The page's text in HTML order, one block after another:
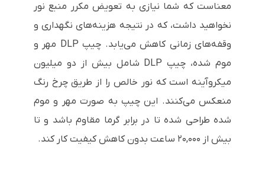
معناست که شما نیازی به تعویض مکرر منبع نور
نخواهید داشت، که در نتیجه هزینه‌های نگهداری و
وقفه‌های زمانی کاهش می‌یابد. چیپ DLP مهر و
موم شده، چیپ DLP شامل بیش از دو میلیون
میکروآینه است که نور خالص را از طریق چرخ رنگ
منعکس می‌کنند. این چیپ به صورت مهر و موم
شده طراحی شده تا در برابر گرما مقاوم باشد و تا
بیش از ۲۰,۰۰۰ ساعت بدون کاهش کیفیت کار کند.